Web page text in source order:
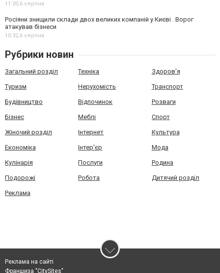
11:20,6 серпня
Росіяни знищили склади двох великих компаній у Києві . Ворог
атакував бізнеси
10:32,6 серпня
Рубрики новин
Загальний розділ Техніка Здоров'я
Туризм Нерухомість Транспорт
Будівництво Відпочинок Розваги
Бізнес Меблі Спорт
Жіночий розділ Інтернет Культура
Економіка Інтер'єр Мода
Кулінарія Послуги Родина
Подорожі Робота Дитячий розділ
Реклама
Реклама на сайті
Франшиза "CitySites"